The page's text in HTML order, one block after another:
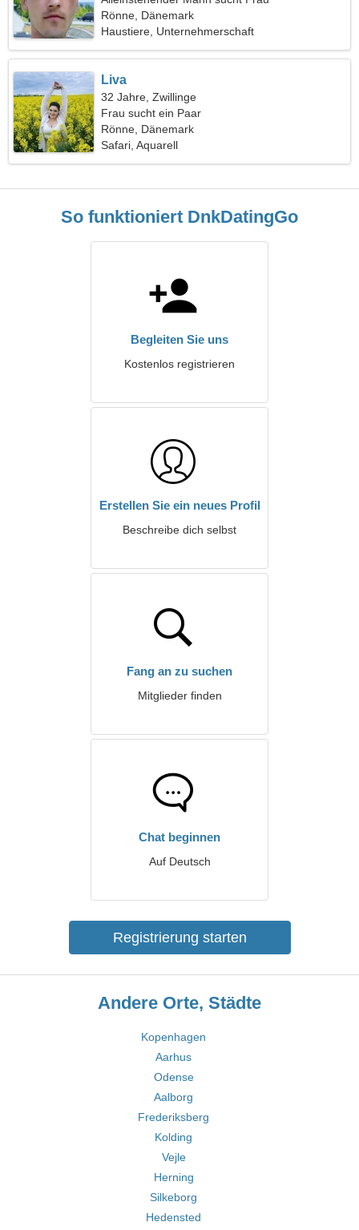
Rönne, Dänemark
Haustiere, Unternehmerschaft
Liva
32 Jahre, Zwillinge
Frau sucht ein Paar
Rönne, Dänemark
Safari, Aquarell
So funktioniert DnkDatingGo
Begleiten Sie uns
Kostenlos registrieren
Erstellen Sie ein neues Profil
Beschreibe dich selbst
Fang an zu suchen
Mitglieder finden
Chat beginnen
Auf Deutsch
Registrierung starten
Andere Orte, Städte
Kopenhagen
Aarhus
Odense
Aalborg
Frederiksberg
Kolding
Vejle
Herning
Silkeborg
Hedensted